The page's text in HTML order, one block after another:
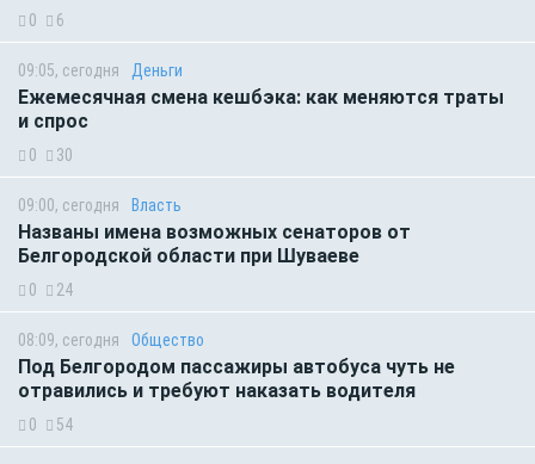
0 6
09:05, сегодня Деньги
Ежемесячная смена кешбэка: как меняются траты
и спрос
0 30
09:00, сегодня Власть
Названы имена возможных сенаторов от
Белгородской области при Шуваеве
0 24
08:09, сегодня Общество
Под Белгородом пассажиры автобуса чуть не
отравились и требуют наказать водителя
0 54